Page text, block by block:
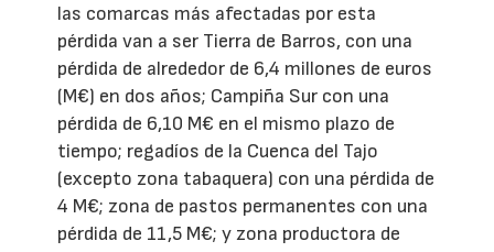
las comarcas más afectadas por esta
pérdida van a ser Tierra de Barros, con una
pérdida de alrededor de 6,4 millones de euros
(M€) en dos años; Campiña Sur con una
pérdida de 6,10 M€ en el mismo plazo de
tiempo; regadíos de la Cuenca del Tajo
(excepto zona tabaquera) con una pérdida de
4 M€; zona de pastos permanentes con una
pérdida de 11,5 M€; y zona productora de